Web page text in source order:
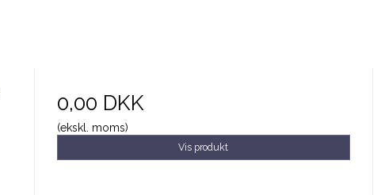
0,00 DKK
(ekskl. moms)
Vis produkt